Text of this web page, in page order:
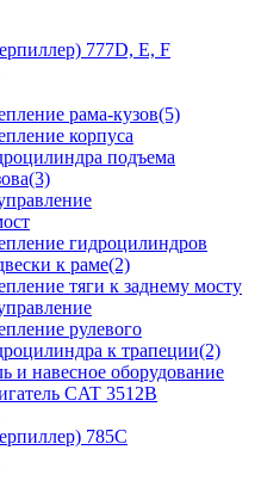
777D, E, F
рама-кузов(5)
корпуса
подъема
гидроцилиндров
к раме(2)
тяги к заднему мосту
рулевого
к трапеции(2)
и навесное оборудование
CAT 3512B
785C